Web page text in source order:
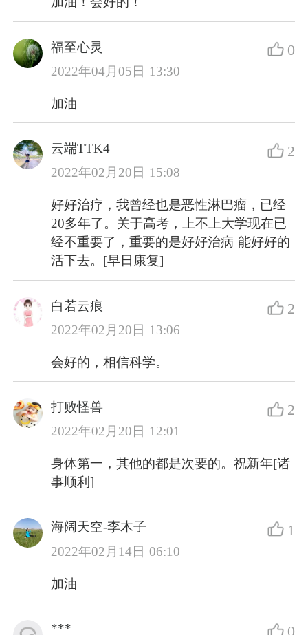
福至心灵
2022年04月05日 13:30
0
加油
云端TTK4
2022年02月20日 15:08
2
好好治疗，我曾经也是恶性淋巴瘤，已经
20多年了。关于高考，上不上大学现在已
经不重要了，重要的是好好治病 能好好的
活下去。[早日康复]
白若云痕
2022年02月20日 13:06
2
会好的，相信科学。
打败怪兽
2022年02月20日 12:01
2
身体第一，其他的都是次要的。祝新年[诸
事顺利]
海阔天空-李木子
2022年02月14日 06:10
1
加油
***